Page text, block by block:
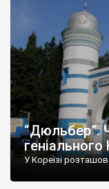
“Дюльбер”.
У Кореїзі